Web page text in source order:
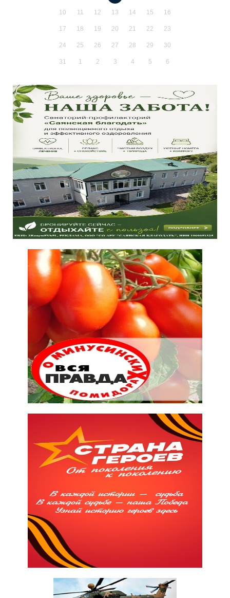
10 11 12 13 14 15 16
17 18 19 20 21 22 23
24 25 26 27 28 29 30
31 1 2 3 4 5 6